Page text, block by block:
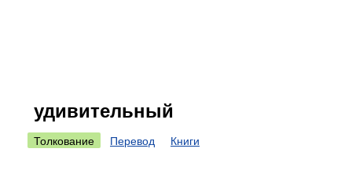
удивительный
Толкование Перевод Книги